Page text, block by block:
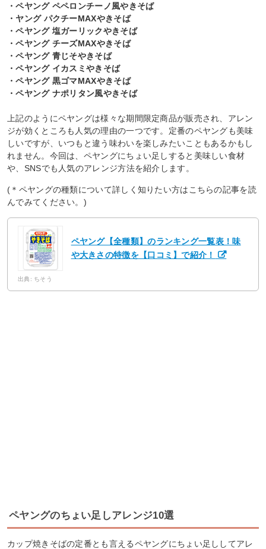
・ペヤング ペペロンチーノ風やきそば
・ヤング パクチーMAXやきそば
・ペヤング 塩ガーリックやきそば
・ペヤング チーズMAXやきそば
・ペヤング 青じそやきそば
・ペヤング イカスミやきそば
・ペヤング 黒ゴマMAXやきそば
・ペヤング ナポリタン風やきそば
上記のようにペヤングは様々な期間限定商品が販売され、アレン
ジが効くところも人気の理由の一つです。定番のペヤングも美味
しいですが、いつもと違う味わいを楽しみたいこともあるかもし
れません。今回は、ペヤングにちょい足しすると美味しい食材
や、SNSでも人気のアレンジ方法を紹介します。
(＊ペヤングの種類について詳しく知りたい方はこちらの記事を読
んでみてください。)
ペヤング【全種類】のランキング一覧表！味
や大きさの特徴を【口コミ】で紹介！
出典: ちそう
ペヤングのちょい足しアレンジ10選
カップ焼きそばの定番とも言えるペヤングにちょい足ししてアレ